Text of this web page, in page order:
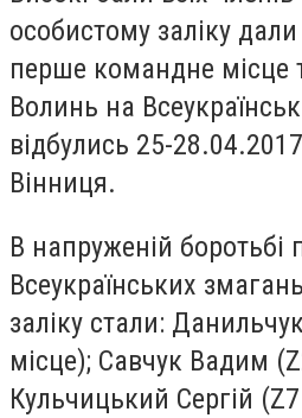
особистому заліку
перше командне місце
Волинь на
відбулись 25-
Вінниця.
В напруженій боротьбі
Всеукраїнських
заліку стали:
місце); Савчук Вадим
Кульчицький Сергій (Z7